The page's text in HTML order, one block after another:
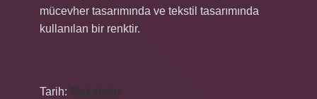
mücevher tasarımında ve tekstil tasarımında
kullanılan bir renktir.
Tarih: Makaleler